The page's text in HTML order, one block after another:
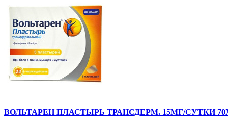
ВОЛЬТАРЕН ПЛАСТЫРЬ ТРАНСДЕРМ. 15МГ/СУТКИ